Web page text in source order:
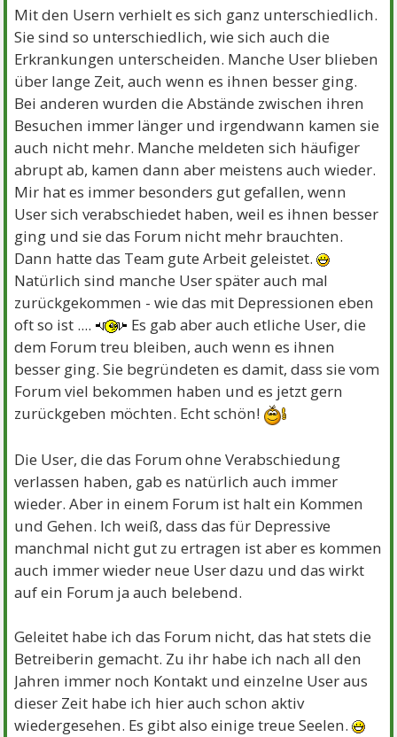
Mit den Usern verhielt es sich ganz unterschiedlich.
Sie sind so unterschiedlich, wie sich auch die
Erkrankungen unterscheiden. Manche User blieben
über lange Zeit, auch wenn es ihnen besser ging.
Bei anderen wurden die Abstände zwischen ihren
Besuchen immer länger und irgendwann kamen sie
auch nicht mehr. Manche meldeten sich häufiger
abrupt ab, kamen dann aber meistens auch wieder.
Mir hat es immer besonders gut gefallen, wenn
User sich verabschiedet haben, weil es ihnen besser
ging und sie das Forum nicht mehr brauchten.
Dann hatte das Team gute Arbeit geleistet.
Natürlich sind manche User später auch mal
zurückgekommen - wie das mit Depressionen eben
oft so ist ....
Es gab aber auch etliche User, die
dem Forum treu bleiben, auch wenn es ihnen
besser ging. Sie begründeten es damit, dass sie vom
Forum viel bekommen haben und es jetzt gern
zurückgeben möchten. Echt schön!
Die User, die das Forum ohne Verabschiedung
verlassen haben, gab es natürlich auch immer
wieder. Aber in einem Forum ist halt ein Kommen
und Gehen. Ich weiß, dass das für Depressive
manchmal nicht gut zu ertragen ist aber es kommen
auch immer wieder neue User dazu und das wirkt
auf ein Forum ja auch belebend.
Geleitet habe ich das Forum nicht, das hat stets die
Betreiberin gemacht. Zu ihr habe ich nach all den
Jahren immer noch Kontakt und einzelne User aus
dieser Zeit habe ich hier auch schon aktiv
wiedergesehen. Es gibt also einige treue Seelen.